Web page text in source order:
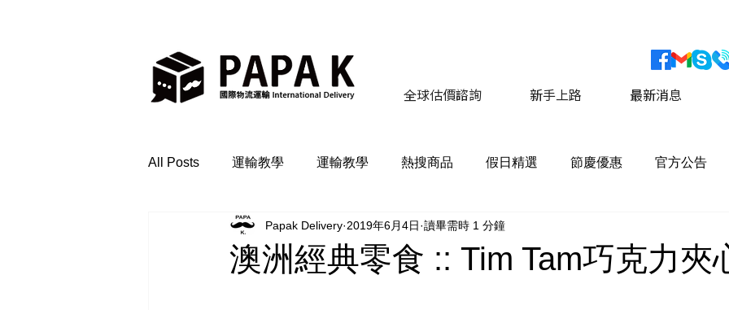
全球估價諮詢 新手上路 最新消息
All Posts 運輸教學 運輸教學 熱搜商品 假日精選 節慶優惠 官方公告
澳洲經典零食 :: Tim Tam巧克力夾
Papak Delivery 2019年6月4日 讀畢需時 1 分鐘